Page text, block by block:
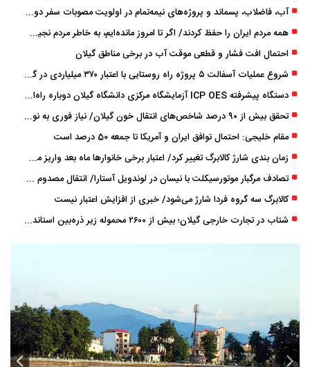
آب، فاضلاب، پسماند و پروژه‌های نیمه‌تمام در اولویت مصوبات سفر دولت
همه مردم ایران را حفظ کردند/ اگر تا امروز مانده‌ایم، به ‌خاطر مردم نجیب ایران بوده است
احتمال افت فشار و قطعی موقت آب در برخی مناطق گیلان
شروع عملیات آسفالت ۵ پروژه راه ‌روستایی با اعتبار ۳۷۰ میلیاردی در گیلان
دستگاه پیشرفته ICP OES آزمایشگاه مرکزی دانشگاه گیلان دوباره راه‌اندازی شد
تحقق بیش از ۹۰ درصد شاخص‌های انتقال خون گیلان/ نیاز فوری به نوسازی تجهیزات آزمایشگاهی
مقام خلیجی: احتمال توافق ایران و آمریکا تا جمعه 50 درصد است
زمان ‌بندی شارژ کالابرگ تغییر کرد/ اعتبار برخی خانوارها ماه بعد واریز می‌شود
تصادف مرگبار موتورسیکلت با نیسان در لوندویل آستارا/ انتقال مصدوم با اورژانس هوایی به رشت
کالابرگ سه گروه فردا شارژ می‌شود/ خبری از افزایش اعتبار نیست
شتاب در تجارت خارجی گیلان؛ بیش از ۲۶۰۰ محموله زیر ذره‌بین استاندارد